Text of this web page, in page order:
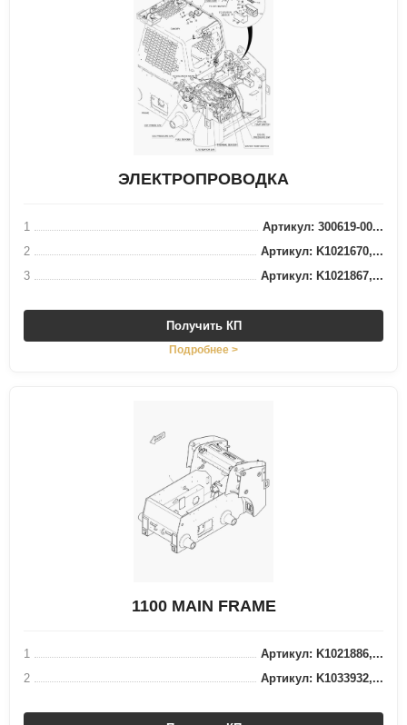
ЭЛЕКТРОПРОВОДКА
1
Артикул: 300619-00...
2
Артикул: K1021670,...
3
Артикул: K1021867,...
Получить КП
Подробнее >
1100 MAIN FRAME
1
Артикул: K1021886,...
2
Артикул: K1033932,...